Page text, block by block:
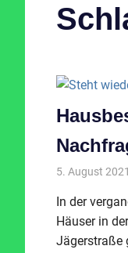
5. August 2021
In der
Häuser in
Jägerstraße